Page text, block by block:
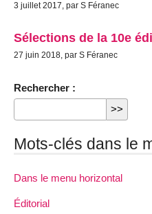
3 juillet 2017, par S Féranec
Sélections de la 10e
27 juin 2018, par S Féranec
Rechercher :
Mots-clés dans le
Dans le menu horizontal
Éditorial